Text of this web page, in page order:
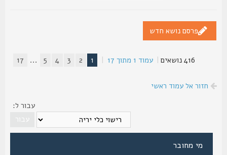
פרסם נושא חדש
| עמוד1מתוך17
|
1
5
...
17
חזור אל עמוד ראשי
עבור ל:
מי מחובר